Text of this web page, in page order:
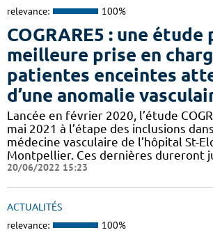
relevance: 100%
COGRARE5 : une étude
meilleure prise en
patientes enceintes
d’une anomalie
Lancée en février 2020, l’étude
mai 2021 à l’étape des inclusions
médecine vasculaire de l’hôpital St-
Montpellier. Ces dernières dureront
20/06/2022 15:23
ACTUALITÉS
relevance: 100%